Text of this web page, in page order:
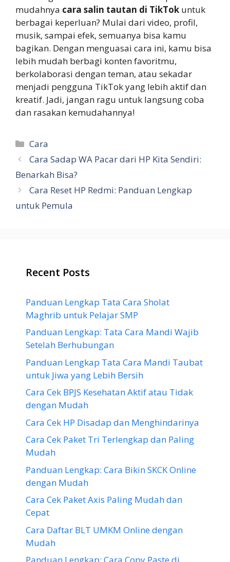
mudahnya cara salin tautan di TikTok untuk
berbagai keperluan? Mulai dari video, profil,
musik, sampai efek, semuanya bisa kamu
bagikan. Dengan menguasai cara ini, kamu bisa
lebih mudah berbagi konten favoritmu,
berkolaborasi dengan teman, atau sekadar
menjadi pengguna TikTok yang lebih aktif dan
kreatif. Jadi, jangan ragu untuk langsung coba
dan rasakan kemudahannya!
Categories
Cara
Cara Sadap WA Pacar dari HP Kita Sendiri:
Benarkah Bisa?
Cara Reset HP Redmi: Panduan Lengkap
untuk Pemula
Recent Posts
Panduan Lengkap Tata Cara Sholat
Maghrib untuk Pelajar SMP
Panduan Lengkap: Tata Cara Mandi Wajib
Setelah Berhubungan
Panduan Lengkap Tata Cara Mandi Taubat
untuk Jiwa yang Lebih Bersih
Cara Cek BPJS Kesehatan Aktif atau Tidak
dengan Mudah
Cara Cek HP Disadap dan Menghindarinya
Cara Cek Paket Tri Terlengkap dan Paling
Mudah
Panduan Lengkap: Cara Bikin SKCK Online
dengan Mudah
Cara Cek Paket Axis Paling Mudah dan
Cepat
Cara Daftar BLT UMKM Online dengan
Mudah